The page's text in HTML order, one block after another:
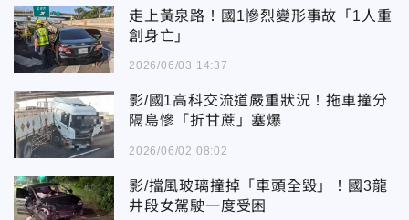
走上黃泉路！國1慘烈變形事故「1人重
創身亡」
2026/06/03 14:37
影/國1高科交流道嚴重狀況！拖車撞分
隔島慘「折甘蔗」塞爆
2026/06/02 08:02
影/擋風玻璃撞掉「車頭全毀」！國3龍
井段女駕駛一度受困